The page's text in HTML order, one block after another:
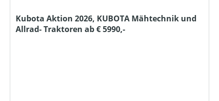
Kubota Aktion 2026, KUBOTA Mähtechnik und
Allrad- Traktoren ab € 5990,-